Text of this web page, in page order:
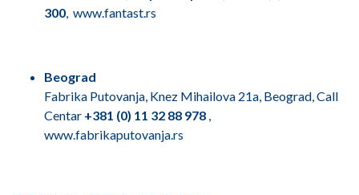
300, www.fantast.rs
Beograd
Fabrika Putovanja, Knez Mihailova 21a, Beograd, Call
Centar +381 (0) 11 32 88 978 ,
www.fabrikaputovanja.rs